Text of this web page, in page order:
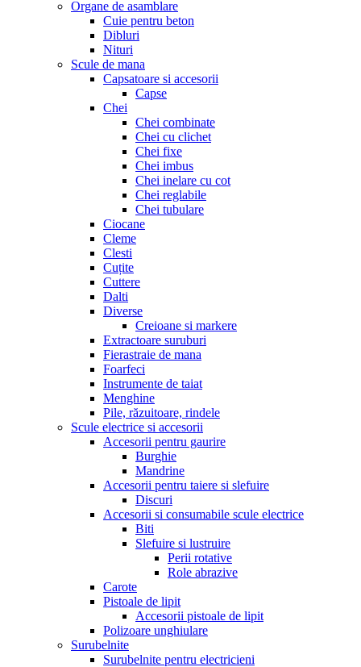
Organe de asamblare
Cuie pentru beton
Dibluri
Nituri
Scule de mana
Capsatoare si accesorii
Capse
Chei
Chei combinate
Chei cu clichet
Chei fixe
Chei imbus
Chei inelare cu cot
Chei reglabile
Chei tubulare
Ciocane
Cleme
Clesti
Cuțite
Cuttere
Dalti
Diverse
Creioane si markere
Extractoare suruburi
Fierastraie de mana
Foarfeci
Instrumente de taiat
Menghine
Pile, răzuitoare, rindele
Scule electrice si accesorii
Accesorii pentru gaurire
Burghie
Mandrine
Accesorii pentru taiere si slefuire
Discuri
Accesorii si consumabile scule electrice
Biti
Slefuire si lustruire
Perii rotative
Role abrazive
Carote
Pistoale de lipit
Accesorii pistoale de lipit
Polizoare unghiulare
Surubelnite
Surubelnite pentru electricieni